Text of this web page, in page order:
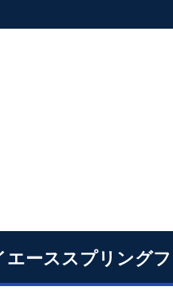
ーススプリング